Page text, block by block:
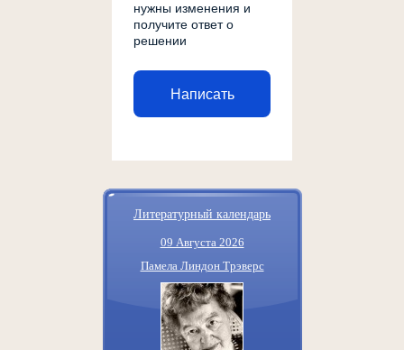
нужны изменения и
получите ответ о
решении
Написать
Литературный календарь
09 Августа 2026
Памела Линдон Трэверс